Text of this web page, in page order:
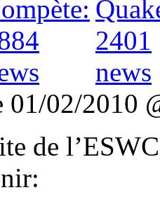
01/02/2010
de